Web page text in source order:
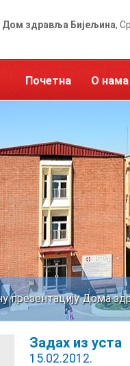
Дом здравља Бијељина,
Почетна О нама
презентацију Дома
Задах из уста
15.02.2012.